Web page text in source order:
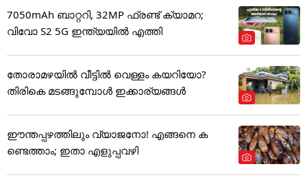
7050mAh ബാറ്ററി, 32MP ഫ്രണ്ട് ക്യാമറ;
വിവോ S2 5G ഇന്ത്യയിൽ എത്തി
തോരാമഴയിൽ വീട്ടിൽ വെള്ളം കയറിയോ?
തിരികെ മടങ്ങുമ്പോൾ ഇക്കാര്യങ്ങൾ
ഈന്തപ്പഴത്തിലും വ്യാജനോ! എങ്ങനെ ക
ണ്ടെത്താം; ഇതാ എളുപ്പവഴി